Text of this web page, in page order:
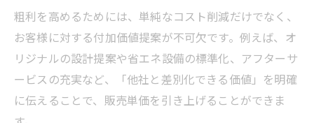
粗利を高めるためには、単純なコスト削減だけでなく、
お客様に対する付加価値提案が不可欠です。例えば、オ
リジナルの設計提案や省エネ設備の標準化、アフターサ
ービスの充実など、「他社と差別化できる価値」を明確
に伝えることで、販売単価を引き上げることができま